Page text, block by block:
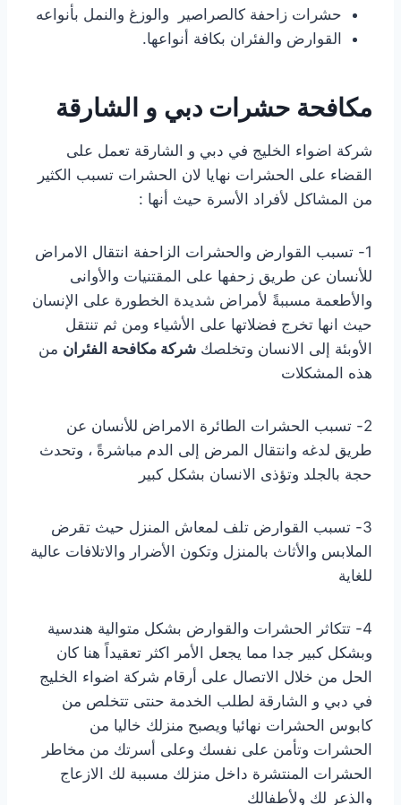
حشرات زاحفة كالصراصير والوزغ والنمل بأنواعه
القوارض والفئران بكافة أنواعها.
مكافحة حشرات دبي و الشارقة
شركة اضواء الخليج في دبي و الشارقة تعمل على
القضاء على الحشرات نهايا لان الحشرات تسبب الكثير
من المشاكل لأفراد الأسرة حيث أنها :
1- تسبب القوارض والحشرات الزاحفة انتقال الامراض
للأنسان عن طريق زحفها على المقتنيات والأوانى
والأطعمة مسببةً لأمراض شديدة الخطورة على الإنسان
حيث انها تخرج فضلاتها على الأشياء ومن ثم تنتقل
الأوبئة إلى الانسان وتخلصك شركة مكافحة الفئران من
هذه المشكلات
2- تسبب الحشرات الطائرة الامراض للأنسان عن
طريق لدغه وانتقال المرض إلى الدم مباشرةً ، وتحدث
حجة بالجلد وتؤذى الانسان بشكل كبير
3- تسبب القوارض تلف لمعاش المنزل حيث تقرض
الملابس والأثاث بالمنزل وتكون الأضرار والاتلافات عالية
للغاية
4- تتكاثر الحشرات والقوارض بشكل متوالية هندسية
وبشكل كبير جدا مما يجعل الأمر اكثر تعقيداً هنا كان
الحل من خلال الاتصال على أرقام شركة اضواء الخليج
في دبي و الشارقة لطلب الخدمة حنتى تتخلص من
كابوس الحشرات نهائيا ويصبح منزلك خاليا من
الحشرات وتأمن على نفسك وعلى أسرتك من مخاطر
الحشرات المنتشرة داخل منزلك مسببة لك الازعاج
والذعر لك ولأطفالك